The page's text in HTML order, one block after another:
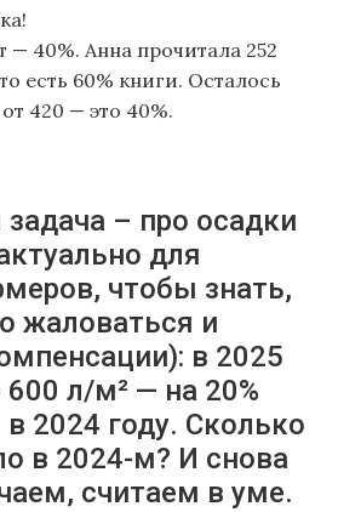
— 40%. Анна прочитала 252
есть 60% книги. Осталось
420 — это 40%.
задача – про осадки
для
чтобы знать,
жаловаться и
в 2025
л/м² — на 20%
2024 году. Сколько
в 2024-м? И снова
считаем в уме.